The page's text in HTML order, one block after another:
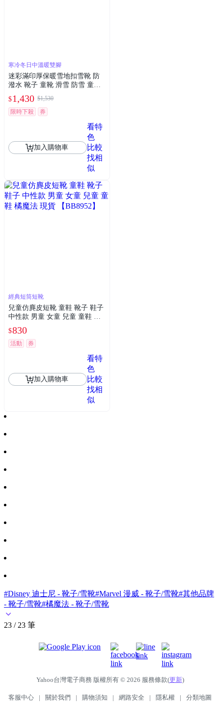
寒冷冬日中溫暖雙腳
迷彩滿印厚保暖雪地扣雪靴 防
潑水 靴子 童靴 滑雪 防雪 童鞋
防寒 橘魔法 現貨【BB8922】
$1,430 $1,530
限時下殺
券
加入購物車
看特
色
比較
找相
似
經典短筒短靴
兒童仿麂皮短靴 童鞋 靴子 鞋子
中性款 男童 女童 兒童 童鞋 橘
$830
活動 券
加入購物車
看特
色
比較
找相
似
#Disney 迪士尼 - 靴子/雪靴#Marvel 漫威 - 靴子/雪靴#其他品牌
- 靴子/雪靴#橘魔法 - 靴子/雪靴
23 / 23 筆
Yahoo台灣電子商務 版權所有 © 2026 服務條款(更新)
客服中心 | 關於我們 | 購物須知 | 網路安全 | 隱私權 | 分類地圖